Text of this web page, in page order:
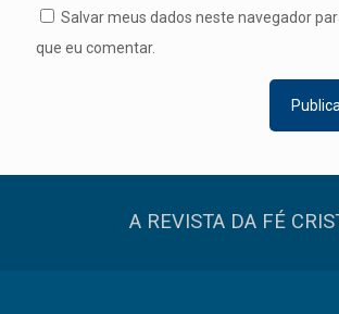
Salvar meus dados neste navegador
que eu comentar.
A REVISTA DA FÉ